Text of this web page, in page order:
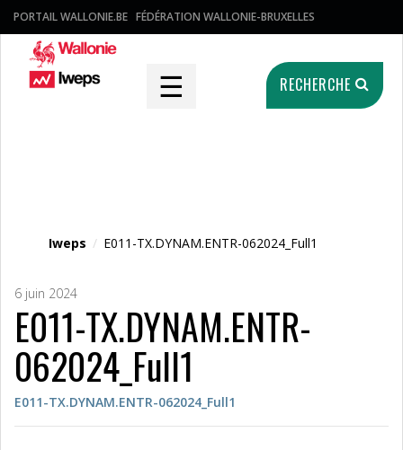
PORTAIL WALLONIE.BE FÉDÉRATION WALLONIE-BRUXELLES
☰ RECHERCHE
Iweps / E011-TX.DYNAM.ENTR-062024_Full1
6 juin 2024
E011-TX.DYNAM.ENTR-
062024_Full1
E011-TX.DYNAM.ENTR-062024_Full1